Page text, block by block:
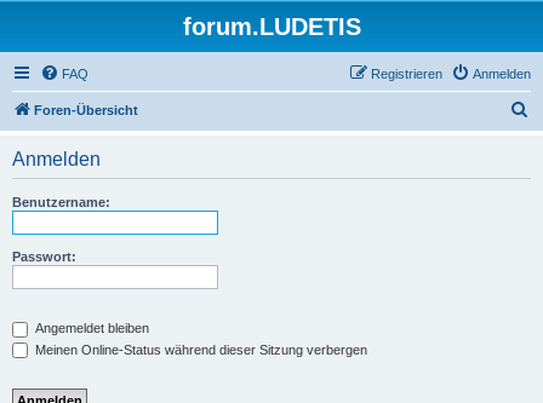
forum.LUDETIS
FAQ Anmelden
Registrieren
Foren-Übersicht
Anmelden
Benutzername:
Passwort:
Angemeldet bleiben
Meinen Online-Status während dieser Sitzung verbergen